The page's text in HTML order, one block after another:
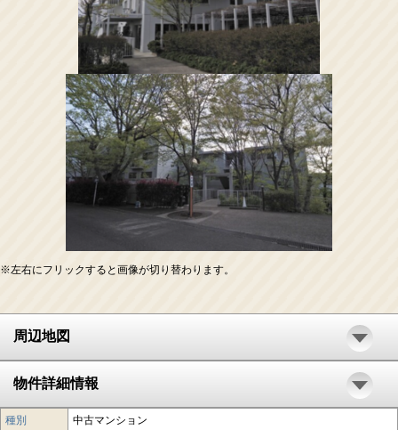
※左右にフリックすると画像が切り替わります。
周辺地図
物件詳細情報
種別
中古マンション